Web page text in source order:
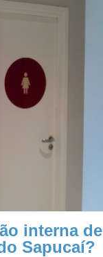
interna de
Sapucaí?